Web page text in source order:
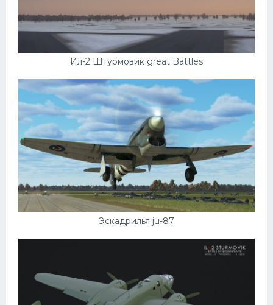
Ил-2 Штурмовик great Battles
Эскадрилья ju-87